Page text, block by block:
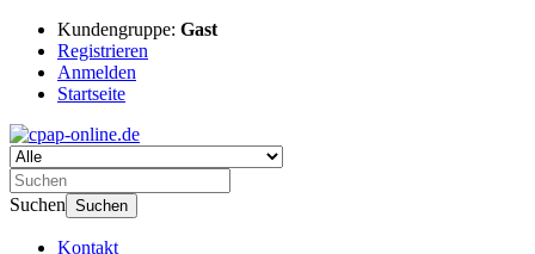
Kundengruppe: Gast
Registrieren
Anmelden
Startseite
Suchen Suchen
Kontakt